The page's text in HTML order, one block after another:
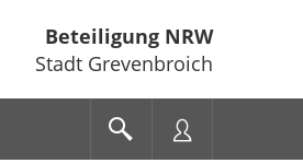
Beteiligung NRW
Stadt Grevenbroich